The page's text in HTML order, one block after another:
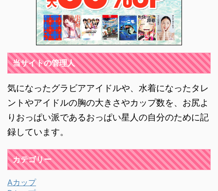
当サイトの管理人
気になったグラビアアイドルや、水着になったタレ
ントやアイドルの胸の大きさやカップ数を、お尻よ
りおっぱい派であるおっぱい星人の自分のために記
録しています。
カテゴリー
Aカップ